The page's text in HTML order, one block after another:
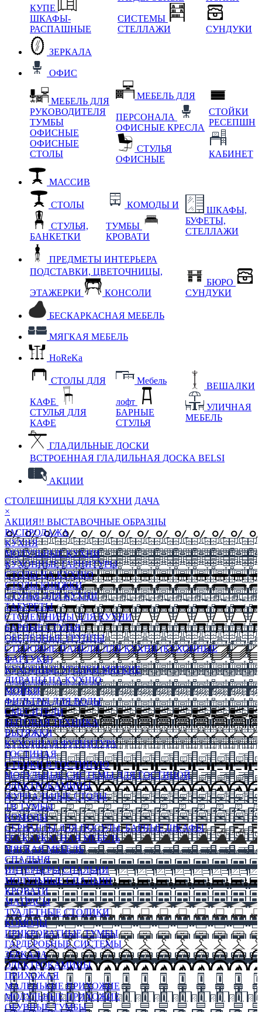
КУПЕ
ШКАФЫ-
РАСПАШНЫЕ
СИСТЕМЫ
СТЕЛЛАЖИ
СУНДУКИ
ЗЕРКАЛА
ОФИС
МЕБЕЛЬ ДЛЯ
РУКОВОДИТЕЛЯ
ТУМБЫ
ОФИСНЫЕ
ОФИСНЫЕ
СТОЛЫ
МЕБЕЛЬ ДЛЯ
ПЕРСОНАЛА
ОФИСНЫЕ КРЕСЛА
СТУЛЬЯ
ОФИСНЫЕ
СТОЙКИ
РЕСЕПШН
КАБИНЕТ
МАССИВ
СТОЛЫ
СТУЛЬЯ,
БАНКЕТКИ
КОМОДЫ И
ТУМБЫ
КРОВАТИ
ШКАФЫ,
БУФЕТЫ,
СТЕЛЛАЖИ
ПРЕДМЕТЫ ИНТЕРЬЕРА
ПОДСТАВКИ, ЦВЕТОЧНИЦЫ,
ЭТАЖЕРКИ КОНСОЛИ
БЮРО
СУНДУКИ
БЕСКАРКАСНАЯ МЕБЕЛЬ
МЯГКАЯ МЕБЕЛЬ
HoReKa
СТОЛЫ ДЛЯ
КАФЕ
СТУЛЬЯ ДЛЯ
КАФЕ
Мебель
лофт
БАРНЫЕ
СТУЛЬЯ
ВЕШАЛКИ
УЛИЧНАЯ
МЕБЕЛЬ
ГЛАДИЛЬНЫЕ ДОСКИ
ВСТРОЕННАЯ ГЛАДИЛЬНАЯ ДОСКА BELSI
АКЦИИ
СТОЛЕШНИЦЫ ДЛЯ КУХНИ ДАЧА
×
АКЦИЯ!! ВЫСТАВОЧНЫЕ ОБРАЗЦЫ
РАСПРОДАЖА
КУХНЯ
МОДУЛЬНЫЕ КУХНИ
КУХОННЫЕ ГАРНИТУРЫ
СТОЛЫ НА КУХНЮ
СТОЛЫ КНИЖКИ
СТУЛЬЯ ДЛЯ КУХНИ
ТАБУРЕТЫ
СТОЛЕШНИЦЫ ДЛЯ КУХНИ
БАРНЫЕ СТУЛЬЯ
ОБЕДЕННЫЕ ГРУППЫ
СТЕНОВЫЕ ПАНЕЛИ ДЛЯ КУХНИ (КУХОННЫЕ
ФАРТУКИ)
КУХОННЫЕ УГОЛКИ МЯГКИЕ
ДИВАНЫ НА КУХНЮ
МОЙКИ
ФИЛЬТРЫ ДЛЯ ВОДЫ
СМЕСИТЕЛИ
БЫТОВАЯ ТЕХНИКА
ВЫТЯЖКИ
КУХОННАЯ ФУРНИТУРА
ГОСТИНАЯ
СТЕНКИ В ГОСТИНУЮ
МОДУЛЬНЫЕ СИСТЕМЫ ДЛЯ ГОСТИНОЙ
ЭЛЕКТРОКАМИНЫ
ЖУРНАЛЬНЫЕ СТОЛЫ
ТВ ТУМБЫ
КОМОДЫ
СЕРВАНТЫ ДЛЯ ПОСУДЫ, БАРНЫЕ ШКАФЫ
БЕСКАРКАСНАЯ МЕБЕЛЬ
МЯГКАЯ МЕБЕЛЬ
СПАЛЬНЯ
ИНТЕРЬЕРЫ СПАЛЬНИ
МОДУЛЬНЫЕ СПАЛЬНИ
КРОВАТИ
МАТРАСЫ
ТУАЛЕТНЫЕ СТОЛИКИ
КОМОДЫ
ПРИКРОВАТНЫЕ ТУМБЫ
ГАРДЕРОБНЫЕ СИСТЕМЫ
ЗЕРКАЛА
ЭЛЕКТРОКАМИНЫ
ПРИХОЖАЯ
МАЛЕНЬКИЕ ПРИХОЖИЕ
МОДУЛЬНЫЕ ПРИХОЖИЕ
ОБУВНЫЕ ТУМБЫ